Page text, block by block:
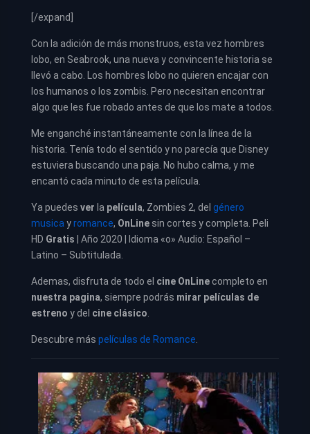
[/expand]
Con la adición de más monstruos, esta vez hombres
lobo, en Seabrook, una nueva y convincente historia se
llevó a cabo. Los hombres lobo no quieren encajar con
los humanos o los zombis. Pero necesitan encontrar
algo que les fue robado antes de que los mate a todos.
Me enganché instantáneamente con la línea de la
historia. Tenía todo el sentido y no parecía que Disney
estuviera buscando una paja. No hubo calma, y me
encantó cada minuto de esta película.
Ya puedes ver la película, Zombies 2, del género
musica yromance, OnLine sin cortes y completa. Peli
HD Gratis | Año 2020 | Idioma «o» Audio: Español –
Latino – Subtitulada.
Ademas, disfruta de todo el cine OnLinecompleto en
nuestra pagina, siempre podrás mirar películas de
estreno y del cine clásico
Descubre más películas de Romance